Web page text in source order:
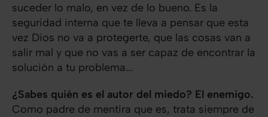
suceder lo malo, en vez de lo bueno. Es la
seguridad interna que te lleva a pensar que esta
vez Dios no va a protegerte, que las cosas van a
salir mal y que no vas a ser capaz de encontrar la
solución a tu problema...
¿Sabes quién es el autor del miedo? El enemigo.
Como padre de mentira que es, trata siempre de